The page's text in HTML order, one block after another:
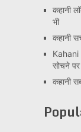
कहानी
भी
कहानी
Kahani
सोचने
कहानी